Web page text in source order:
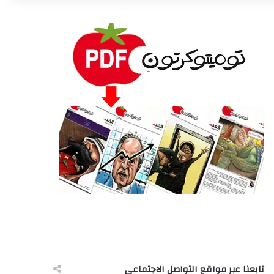
تابعنا عبر مواقع التواصل الاجتماعى